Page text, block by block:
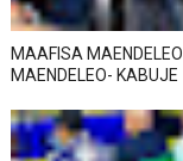
MAAFISA
MAENDELEO- KABUJE